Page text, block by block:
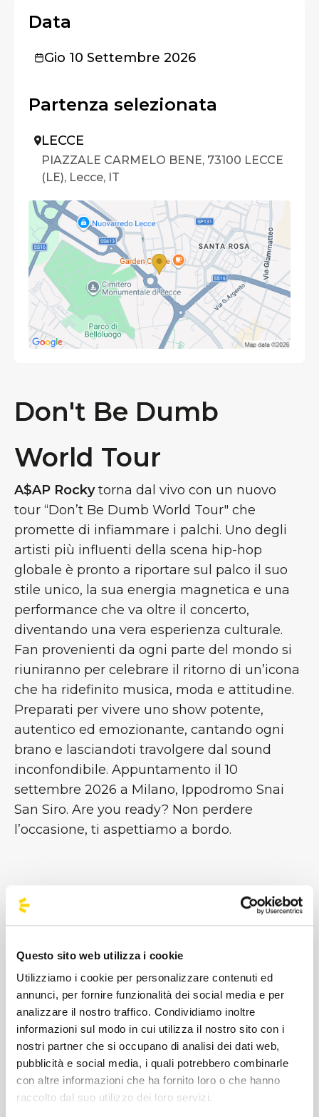
Questo sito web utilizza i cookie
Utilizziamo i cookie per personalizzare contenuti ed
annunci, per fornire funzionalità dei social media e per
analizzare il nostro traffico. Condividiamo inoltre
informazioni sul modo in cui utilizza il nostro sito con i
nostri partner che si occupano di analisi dei dati web,
pubblicità e social media, i quali potrebbero combinarle
con altre informazioni che ha fornito loro o che hanno
raccolto dal suo utilizzo dei loro servizi.
Don't Be Dumb
World Tour
A$AP Rockytorna dal vivo con un nuovo
tour “Don’t Be Dumb World Tour" che
promette di infiammare i palchi. Uno degli
artisti più influenti della scena hip-hop
globale è pronto a riportare sul palco il suo
stile unico, la sua energia magnetica e una
performance che va oltre il concerto,
diventando una vera esperienza culturale.
Fan provenienti da ogni parte del mondo si
riuniranno per celebrare il ritorno di un’icona
che ha ridefinito musica, moda e attitudine.
Preparati per vivere uno show potente,
autentico ed emozionante, cantando ogni
brano e lasciandoti travolgere dal sound
inconfondibile. Appuntamento il 10
settembre 2026 a Milano, Ippodromo Snai
San Siro. Are you ready? Non perdere
l’occasione, ti aspettiamo a bordo.
Data
Gio 10 Settembre 2026
Partenza selezionata
LECCE
PIAZZALE CARMELO BENE, 73100 LECCE
(LE), Lecce, IT